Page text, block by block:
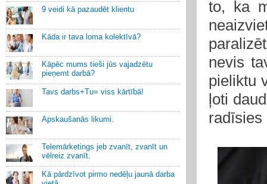
9 veidi kā pazaudēt klientu
Kāda ir tava loma kolektīvā?
Kāpēc mums tieši jūs vajadzētu
pieņemt darbā?
Tavs darbs+Tu= viss kārtībā!
Apskaušanās likumi.
Telemārketings jeb zvanīt, zvanīt un
vēlreiz zvanīt.
Kā pārdzīvot pirmo nedēļu jaunā darba
to, ka
nevis
pieliktu
ļoti
radīsies